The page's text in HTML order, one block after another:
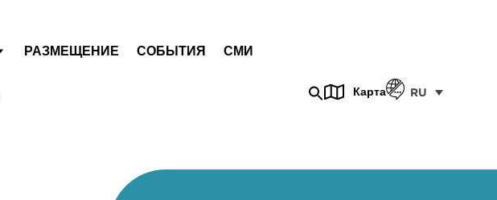
РАЗМЕЩЕНИЕ СОБЫТИЯ СМИ
Карта RU